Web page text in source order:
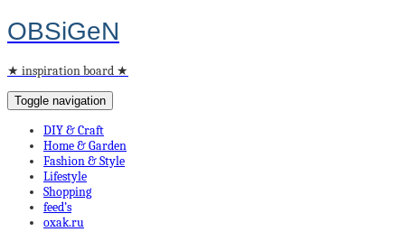
OBSiGeN
★ inspiration board ★
Toggle navigation
DIY & Craft
Home & Garden
Fashion & Style
Lifestyle
Shopping
feed’s
oxak.ru